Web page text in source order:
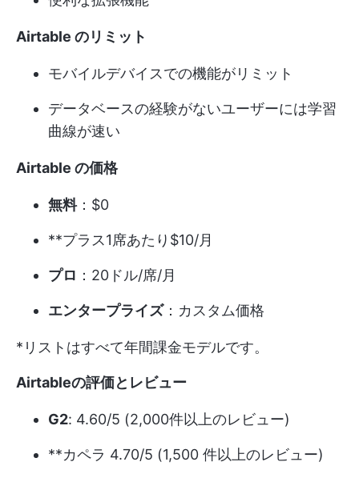
Airtable のリミット
モバイルデバイスでの機能がリミット
データベースの経験がないユーザーには学習
曲線が速い
Airtable の価格
無料：$0
**プラス1席あたり$10/月
プロ ：20ドル/席/月
エンタープライズ：カスタム価格
*リストはすべて年間課金モデルです。
Airtableの評価とレビュー
G2: 4.60/5 (2,000件以上のレビュー)
**カペラ 4.70/5 (1,500 件以上のレビュー)